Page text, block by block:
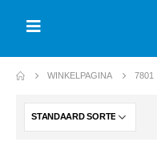
WINKELPAGINA 7801